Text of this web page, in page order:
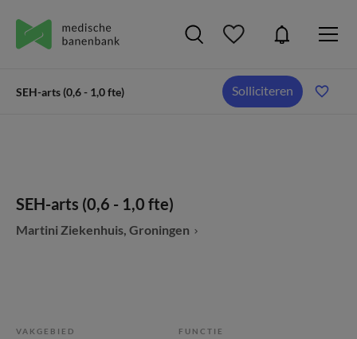
SEH-arts (0,6 - 1,0 fte) Solliciteren
SEH-arts (0,6 - 1,0 fte)
Martini Ziekenhuis, Groningen
VAKGEBIED FUNCTIE